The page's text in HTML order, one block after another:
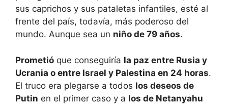
sus caprichos y sus pataletas infantiles, esté al
frente del país, todavía, más poderoso del
mundo. Aunque sea un niño de 79 años.
Prometió que conseguiría la paz entre Rusia y
Ucrania o entre Israel y Palestina en 24 horas.
El truco era plegarse a todos los deseos de
Putin en el primer caso y a los de Netanyahu